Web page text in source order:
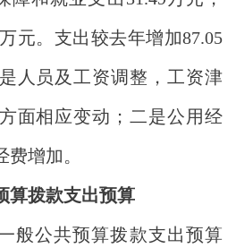
元。支出较去年增加87.05
人员及工资调整，工资津
面相应变动；二是公用经
增加。
算拨款支出预算
般公共预算拨款支出预算